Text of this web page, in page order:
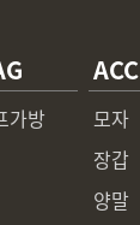
가방
ACC
모자
장갑
양말